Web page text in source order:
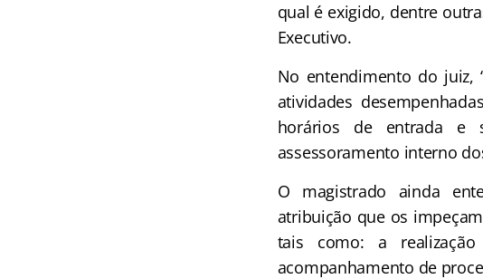
qual é exigido, dentre
Executivo.
No entendimento do juiz,
atividades
horários de entrada e
assessoramento interno
O magistrado ainda
atribuição que os
tais como: a
acompanhamento de